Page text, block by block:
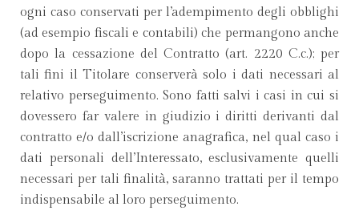
ogni caso conservati per l’adempimento degli obblighi
(ad esempio fiscali e contabili) che permangono anche
dopo la cessazione del Contratto (art. 2220 C.c.); per
tali fini il Titolare conserverà solo i dati necessari al
relativo perseguimento. Sono fatti salvi i casi in cui si
dovessero far valere in giudizio i diritti derivanti dal
contratto e/o dall’iscrizione anagrafica, nel qual caso i
dati personali dell’Interessato, esclusivamente quelli
necessari per tali finalità, saranno trattati per il tempo
indispensabile al loro perseguimento.